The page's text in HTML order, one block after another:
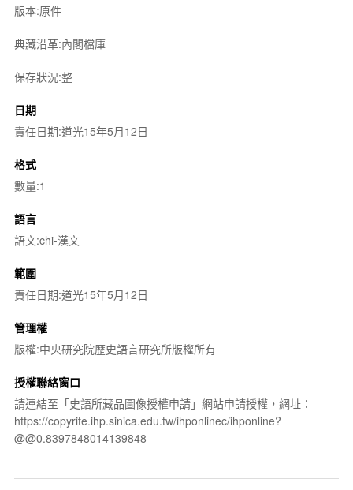
版本:原件
典藏沿革:內閣檔庫
保存狀況:整
日期
責任日期:道光15年5月12日
格式
數量:1
語言
語文:chi-漢文
範圍
責任日期:道光15年5月12日
管理權
版權:中央研究院歷史語言研究所版權所有
授權聯絡窗口
請連結至「史語所藏品圖像授權申請」網站申請授權，網址：
https://copyrite.ihp.sinica.edu.tw/ihponlinec/ihponline?
@@0.8397848014139848